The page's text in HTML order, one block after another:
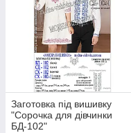
Заготовка під вишивку
"Сорочка для дівчинки
БД-102"